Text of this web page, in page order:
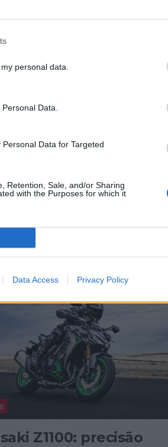
personal data.
Data.
Data for Targeted
Retention, Sale, and/or Sharing
with the Purposes for which it
Data Access Privacy Policy
Z1100: precisão